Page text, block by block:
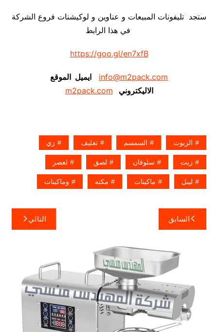
ستجد تليفونات المبيعات و عناوين و لوكيشنات فروع الشركة
في هذا الرابط
https://goo.gl/en7xfB
info@m2pack.com
ايميل الموقع
الاليكتروني m2pack.com
الزيوت السمسم تغليف زي
زيت سلوفان لصق لعصر
ليبل ماكينات مكنه وماكينات
تصفّح
المقالات
السابق التالي